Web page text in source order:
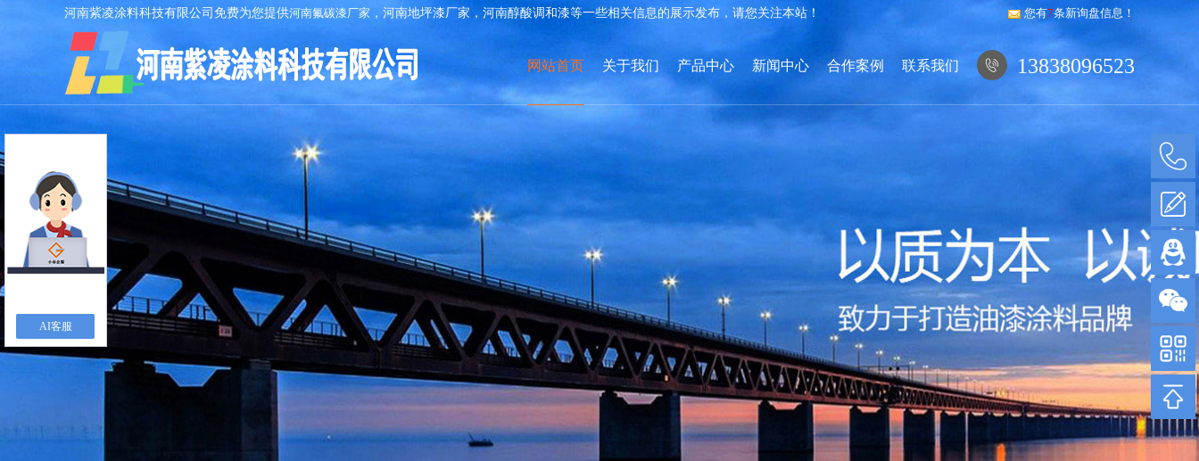
河南紫凌涂料科技有限公司免费为您提供河南氟碳漆厂家 ，河南地坪漆厂家，河南醇酸调和漆等一些相关信息的展示发布，请您关注本站！ 您有7条新询盘信息！
网站首页 关于我们 产品中心 新闻中心 合作案例 联系我们  13838096523
AI客服